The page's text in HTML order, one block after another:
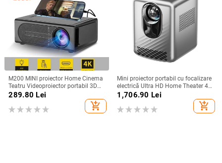
M200 MINI proiector Home Cinema
Teatru Videoproiector portabil 3D
LED Videoproiector pentru jocuri
Laser Beamer 4K 1080P Via HD
Port Smart TV BOX
289.80 Lei
add_shopping_cart
Mini proiector portabil cu focalizare
electrică Ultra HD Home Theater 4K
Proiector ecran de pornire pentru
telefon mobil
1,706.90 Lei
add_shopping_cart